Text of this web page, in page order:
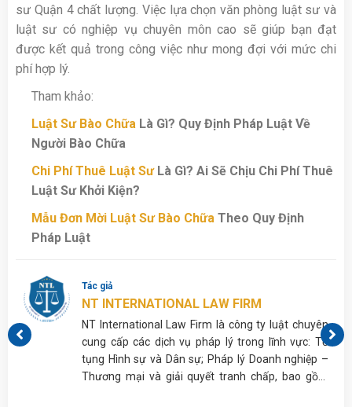
sư Quận 4 chất lượng. Việc lựa chọn văn phòng luật sư và
luật sư có nghiệp vụ chuyên môn cao sẽ giúp bạn đạt
được kết quả trong công việc như mong đợi với mức chi
phí hợp lý.
Tham khảo:
Luật Sư Bào Chữa Là Gì? Quy Định Pháp Luật Về
Người Bào Chữa
Chi Phí Thuê Luật SưLà Gì? Ai Sẽ Chịu Chi Phí Thuê
Luật Sư Khởi Kiện?
Mẫu Đơn Mời Luật Sư Bào Chữa Theo Quy Định
Pháp Luật
Tác giả
NT INTERNATIONAL LAW FIRM
NT International Law Firm là công ty luật chuyên
cung cấp các dịch vụ pháp lý trong lĩnh vực: Tố
tụng Hình sự và Dân sự; Pháp lý Doanh nghiệp –
Thương mại và giải quyết tranh chấp, bao gồm